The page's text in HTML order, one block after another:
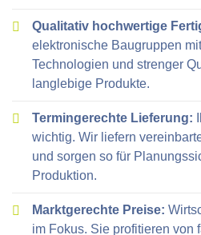
Qualitativ hochwertige
elektronische Baugruppen
Technologien und strenger
langlebige Produkte.
Termingerechte Lieferung:
wichtig. Wir liefern
und sorgen so für
Produktion.
Marktgerechte Preise:
im Fokus. Sie profitieren von